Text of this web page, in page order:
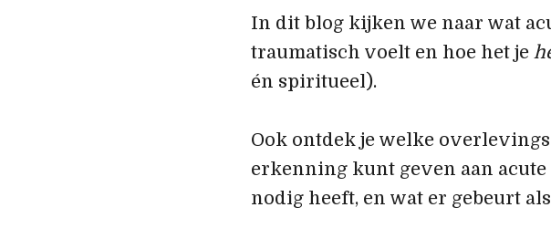
In dit blog kijken we naar wat
traumatisch voelt en hoe het je
én spiritueel).
Ook ontdek je welke
erkenning kunt geven aan
nodig heeft, en wat er gebeurt